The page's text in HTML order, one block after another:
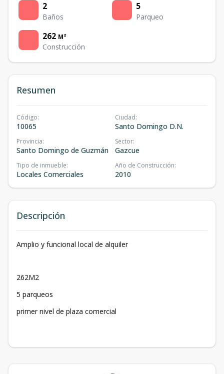
2
Baños
5
Parqueo
262 M²
Construcción
Resumen
Código:
10065
Ciudad:
Santo Domingo D.N.
Provincia:
Santo Domingo de Guzmán
Sector:
Gazcue
Tipo de inmueble:
Locales Comerciales
Año de Construcción:
2010
Descripción
Amplio y funcional local de alquiler
262M2
5 parqueos
primer nivel de plaza comercial